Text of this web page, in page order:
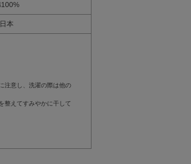
日本
注意し、洗濯の際は他の
整えてすみやかに干して